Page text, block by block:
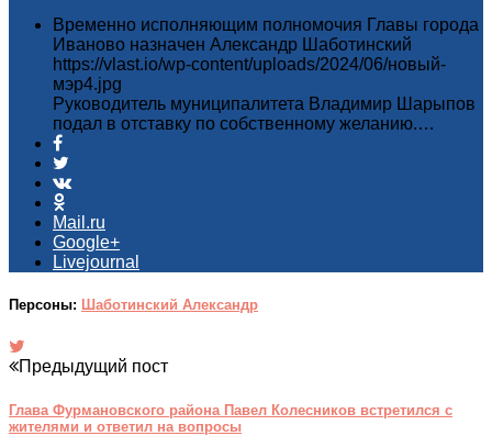
Временно исполняющим полномочия Главы города
Иваново назначен Александр Шаботинский
https://vlast.io/wp-content/uploads/2024/06/новый-
мэр4.jpg
Руководитель муниципалитета Владимир Шарыпов
подал в отставку по собственному желанию.…
Mail.ru
Google+
Livejournal
Персоны: Шаботинский Александр
Предыдущий пост
Глава Фурмановского района Павел Колесников встретился с
жителями и ответил на вопросы